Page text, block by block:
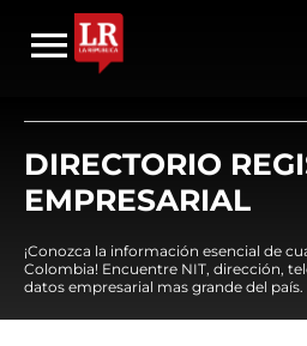
DIRECTORIO
EMPRESARIAL
¡Conozca la información esencial de
Colombia! Encuentre NIT, dirección,
datos empresarial mas grande del país.